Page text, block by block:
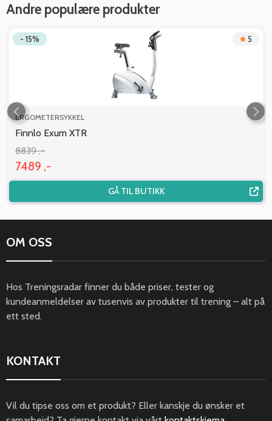
Andre populære produkter
- 15% 5
ERGOMETERSYKKEL
Finnlo Exum XTR
8839 ,-
7489 ,-
GÅ TIL BUTIKK
OM OSS
Hos Treningsradar finner du både priser, tester og
kundeanmeldelser av tusenvis av produkter til trening – alt på
ett sted.
KONTAKT
Vil du tipse oss om et produkt? Eller kanskje du ønsker et